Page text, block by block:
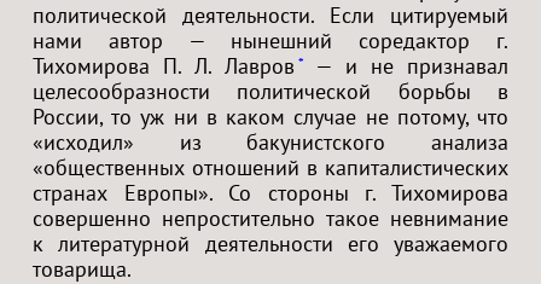
политической деятельности. Если цитируемый
нами автор — нынешний соредактор г.
Тихомирова П. Л. Лавров *
— и не признавал
целесообразности политической борьбы в
России, то уж ни в каком случае не потому, что
«исходил» из бакунистского анализа
«общественных отношений в капиталистических
странах Европы». Со стороны г. Тихомирова
совершенно непростительно такое невнимание
к литературной деятельности его уважаемого
товарища.